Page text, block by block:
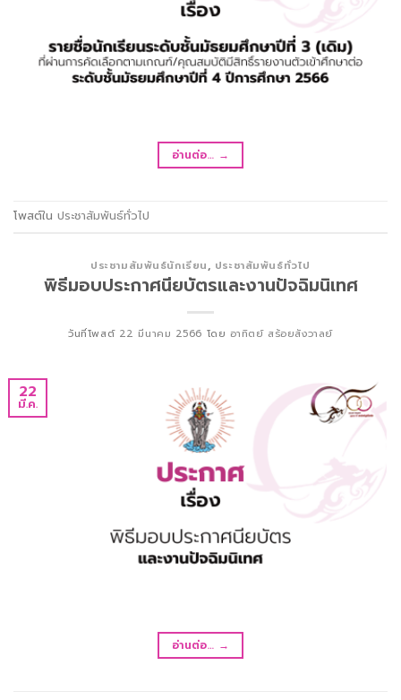
อ่านต่อ… →
โพสต์ใน ประชาสัมพันธ์ทั่วไป
ประชามสัมพันธ์นักเรียน, ประชาสัมพันธ์ทั่วไป
พิธีมอบประกาศนียบัตรและงานปัจฉิมนิเทศ
วันที่โพสต์ 22 มีนาคม 2566 โดย อาทิตย์ สร้อยสังวาลย์
22
มี.ค.
อ่านต่อ… →